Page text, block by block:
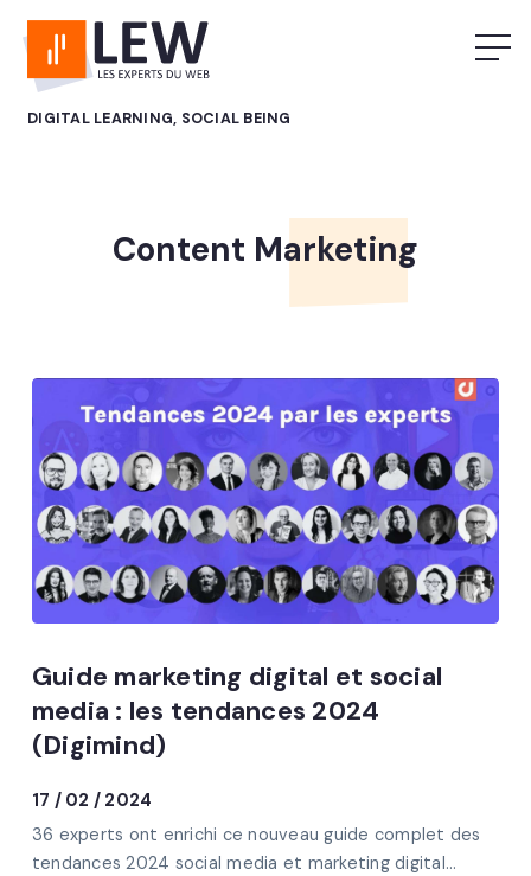
DIGITAL LEARNING, SOCIAL BEING
Content Marketing
Guide marketing digital et social
media : les tendances 2024
(Digimind)
17 / 02 / 2024
36 experts ont enrichi ce nouveau guide complet des
tendances 2024 social media et marketing digital...